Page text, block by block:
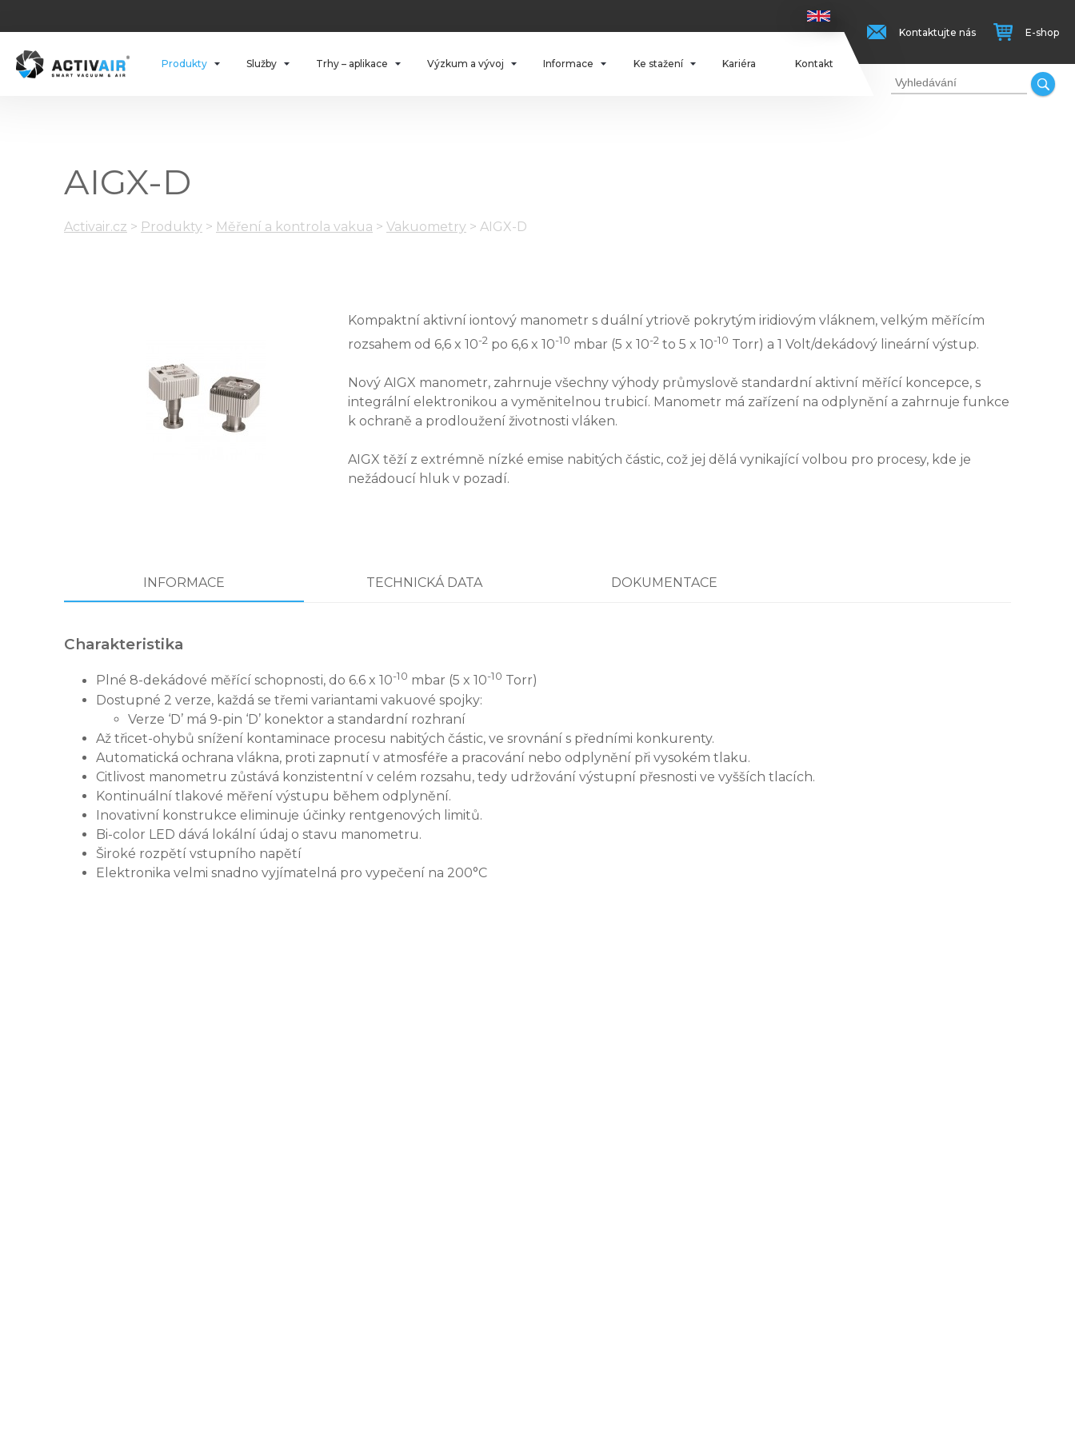
Produkty Služby Trhy – aplikace Výzkum a vývoj Informace Ke stažení Kariéra Kontakt
Kontaktujte nás E-shop
AIGX-D
Activair.cz > Produkty > Měření a kontrola vakua > Vakuometry > AIGX-D
Kompaktní aktivní iontový manometr s duální ytriově pokrytým iridiovým vláknem, velkým měřícím
rozsahem od 6,6 x 10-2 po 6,6 x 10-10 mbar (5 x 10-2 to 5 x 10-10 Torr) a 1 Volt/dekádový lineární výstup.
Nový AIGX manometr, zahrnuje všechny výhody průmyslově standardní aktivní měřící koncepce, s
integrální elektronikou a vyměnitelnou trubicí. Manometr má zařízení na odplynění a zahrnuje funkce
k ochraně a prodloužení životnosti vláken.
AIGX těží z extrémně nízké emise nabitých částic, což jej dělá vynikající volbou pro procesy, kde je
nežádoucí hluk v pozadí.
INFORMACE TECHNICKÁ DATA DOKUMENTACE
Charakteristika
Plné 8-dekádové měřící schopnosti, do 6.6 x 10-10 mbar (5 x 10-10 Torr)
Dostupné 2 verze, každá se třemi variantami vakuové spojky:
Verze ‘D’ má 9-pin ‘D’ konektor a standardní rozhraní
Až třicet-ohybů snížení kontaminace procesu nabitých částic, ve srovnání s předními konkurenty.
Automatická ochrana vlákna, proti zapnutí v atmosféře a pracování nebo odplynění při vysokém tlaku.
Citlivost manometru zůstává konzistentní v celém rozsahu, tedy udržování výstupní přesnosti ve vyšších tlacích.
Kontinuální tlakové měření výstupu během odplynění.
Inovativní konstrukce eliminuje účinky rentgenových limitů.
Bi-color LED dává lokální údaj o stavu manometru.
Široké rozpětí vstupního napětí
Elektronika velmi snadno vyjímatelná pro vypečení na 200°C